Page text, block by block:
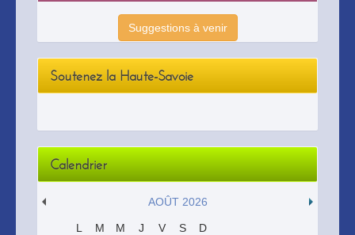
Suggestions à venir
Soutenez la Haute-Savoie
Calendrier
AOÛT 2026
L M M J V S
D